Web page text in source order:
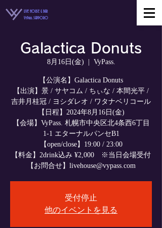
LIVE HOUSE & BAR
VyPass. SAPPORO
Galactica Donuts
8月16日(金) VyPass.
【公演名】Galactica Donuts
【出演】景 / サヤコム / ちぃな / 本間光平 /
吉井月桂冠 / ヨシダレオ / ワタナベリコール
【日程】2024年8月16日(金)
【会場】VyPass. 札幌市中央区北4条西6丁目
1-1 エターナルパンセB1
【open/close】19:00 / 23:00
【料金】2drink込み ¥2,000 ※当日会場受付
【お問合せ】livehouse@vypass.com
受付停止
他のイベントを見る